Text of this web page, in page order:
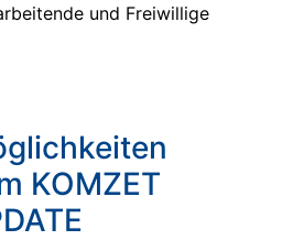
und Freiwillige
KOMZET